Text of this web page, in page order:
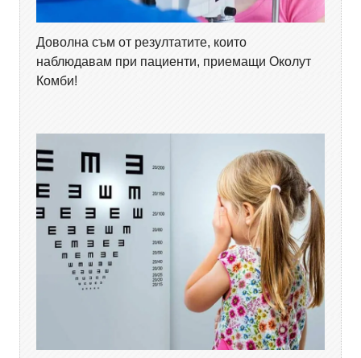
Доволна съм от резултатите, които
наблюдавам при пациенти, приемащи Околут
Комби!